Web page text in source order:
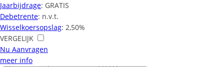
Jaarbijdrage: GRATIS
Debetrente: n.v.t.
Wisselkoersopslag: 2,50%
VERGELIJK
Nu Aanvragen
meer info